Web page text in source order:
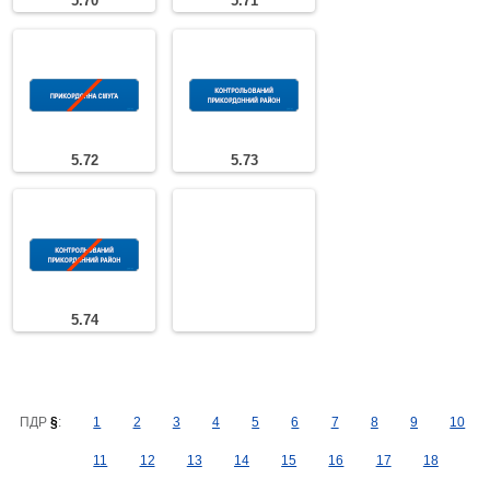
5.72 5.73
5.74
ПДР§: 1 2 3 4 5 6 7 8 9 10
11 12 13 14 15 16 17 18